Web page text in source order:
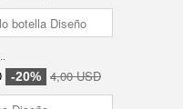
-20% 4,00 USD